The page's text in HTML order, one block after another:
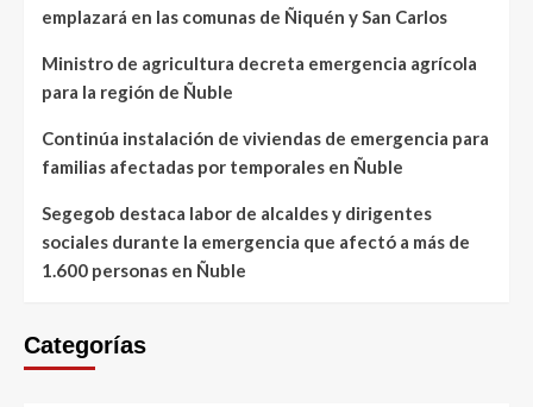
emplazará en las comunas de Ñiquén y San Carlos
Ministro de agricultura decreta emergencia agrícola
para la región de Ñuble
Continúa instalación de viviendas de emergencia para
familias afectadas por temporales en Ñuble
Segegob destaca labor de alcaldes y dirigentes
sociales durante la emergencia que afectó a más de
1.600 personas en Ñuble
Categorías